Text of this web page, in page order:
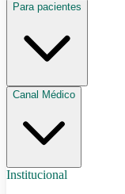
Para pacientes
Canal Médico
Institucional